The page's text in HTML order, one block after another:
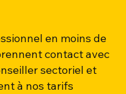
en moins de
contact avec
sectoriel et
à nos tarifs